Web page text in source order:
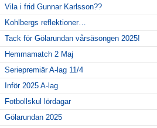
Vila i frid Gunnar Karlsson??
Kohlbergs reflektioner…
Tack för Gölarundan vårsäsongen 2025!
Hemmamatch 2 Maj
Seriepremiär A-lag 11/4
Inför 2025 A-lag
Fotbollskul lördagar
Gölarundan 2025